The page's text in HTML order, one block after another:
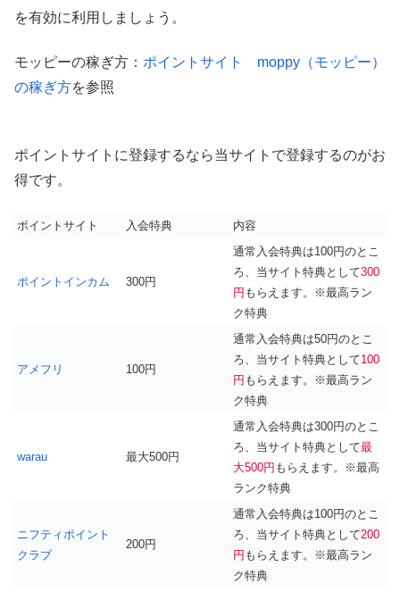
を有効に利用しましょう。
モッピーの稼ぎ方： ポイントサイト moppy（モッピー）
の稼ぎ方を参照
ポイントサイトに登録するなら当サイトで登録するのがお
得です。
ポイントサイト 入会特典 内容
ポイントインカム 300円
通常入会特典は100円のとこ
ろ、当サイト特典として300
円 もらえます。※最高ラン
ク特典
アメフリ 100円
通常入会特典は50円のとこ
ろ、当サイト特典として100
円 もらえます。※最高ラン
ク特典
warau 最大500円
通常入会特典は300円のとこ
ろ、当サイト特典として最
大500円 もらえます。※最高
ランク特典
ニフティポイント
クラブ
200円
通常入会特典は100円のとこ
ろ、当サイト特典として200
円 もらえます。※最高ラン
ク特典